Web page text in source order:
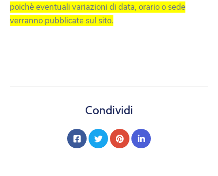
poichè eventuali variazioni di data, orario o sede
verranno pubblicate sul sito.
Condividi